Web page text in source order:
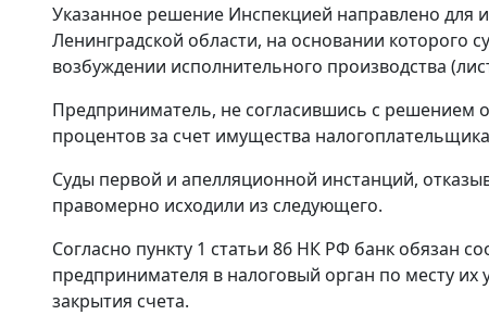
Указанное решение Инспекцией направлено для
Ленинградской области, на основании которого
возбуждении исполнительного производства
Предприниматель, не согласившись с решением
процентов за счет имущества
Суды первой и апелляционной инстанций,
правомерно исходили из следующего.
Согласно пункту 1 статьи 86 НК РФ банк обязан
предпринимателя в налоговый орган по месту
закрытия счета.